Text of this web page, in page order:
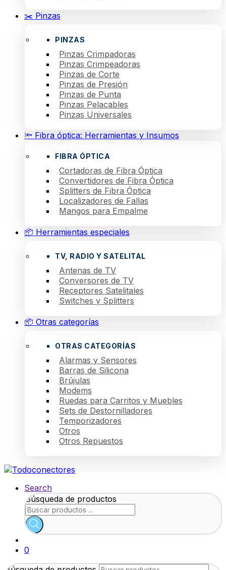
✂️ Pinzas
PINZAS
Pinzas Crimpadoras
Pinzas Crimpeadoras
Pinzas de Corte
Pinzas de Presión
Pinzas de Punta
Pinzas Pelacables
Pinzas Universales
🔦 Fibra óptica: Herramientas y Insumos
FIBRA ÓPTICA
Cortadoras de Fibra Óptica
Convertidores de Fibra Óptica
Splitters de Fibra Óptica
Localizadores de Fallas
Mangos para Empalme
📦 Herramientas especiales
TV, RADIO Y SATELITAL
Antenas de TV
Conversores de TV
Receptores Satelitales
Switches y Splitters
📦 Otras categorías
OTRAS CATEGORÍAS
Alarmas y Sensores
Barras de Silicona
Brújulas
Modems
Ruedas para Carritos y Muebles
Sets de Destornilladores
Temporizadores
Otros
Otros Repuestos
Search
Búsqueda de productos
0